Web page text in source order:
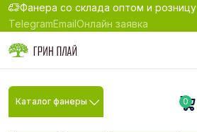
Фанера со склада оптом и розницу
TelegramEmailОнлайн заявка
Каталог фанеры 0